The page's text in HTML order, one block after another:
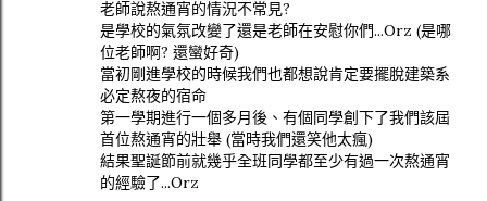
老師說熬通宵的情況不常見?
是學校的氣氛改變了還是老師在安慰你們...Orz (是哪
位老師啊? 還蠻好奇)
當初剛進學校的時候我們也都想說肯定要擺脫建築系
必定熬夜的宿命
第一學期進行一個多月後、有個同學創下了我們該屆
首位熬通宵的壯舉 (當時我們還笑他太瘋)
結果聖誕節前就幾乎全班同學都至少有過一次熬通宵
的經驗了...Orz